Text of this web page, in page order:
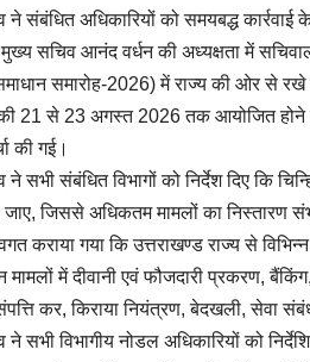
संबंधित अधिकारियों को समयबद्ध कार्रवाई के
सचिव आनंद वर्धन की अध्यक्षता में
समारोह-2026) में राज्य की ओर से
21 से 23 अगस्त 2026 तक आयोजित होने
की गई।
सभी संबंधित विभागों को निर्देश दिए कि
जाए, जिससे अधिकतम मामलों का निस्तारण
कराया गया कि उत्तराखण्ड राज्य से
मामलों में दीवानी एवं फौजदारी प्रकरण,
कर, किराया नियंत्रण, बेदखली, सेवा
सभी विभागीय नोडल अधिकारियों को